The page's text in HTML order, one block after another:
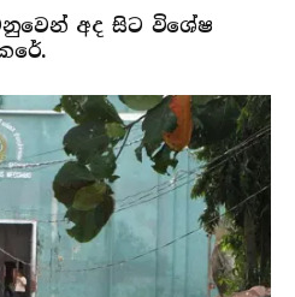
අද සිට විශේෂ